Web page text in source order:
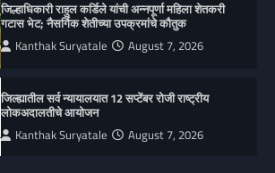
जिल्हाधिकारी राहुल कर्डिले यांची अन्नपूर्णा महिला शेतकरी
गटास भेट; नैसर्गिक शेतीच्या उपक्रमांचे कौतुक
Kanthak Suryatale August 7, 2026
जिल्ह्यातील सर्व न्यायालयात 12 सप्टेंबर रोजी राष्ट्रीय
लोकअदालतीचे आयोजन
Kanthak Suryatale August 7, 2026